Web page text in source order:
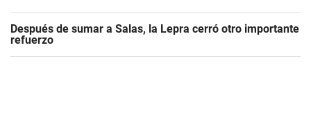
Después de sumar a Salas, la Lepra cerró otro importante
refuerzo